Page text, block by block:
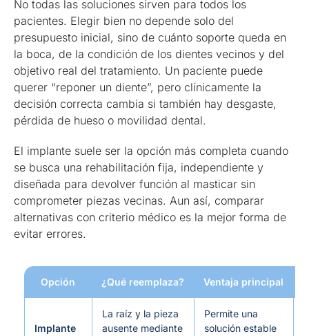
No todas las soluciones sirven para todos los
pacientes. Elegir bien no depende solo del
presupuesto inicial, sino de cuánto soporte queda en
la boca, de la condición de los dientes vecinos y del
objetivo real del tratamiento. Un paciente puede
querer “reponer un diente”, pero clínicamente la
decisión correcta cambia si también hay desgaste,
pérdida de hueso o movilidad dental.
El implante suele ser la opción más completa cuando
se busca una rehabilitación fija, independiente y
diseñada para devolver función al masticar sin
comprometer piezas vecinas. Aun así, comparar
alternativas con criterio médico es la mejor forma de
evitar errores.
Opción ¿Qué reemplaza? Ventaja principal
Implante
La raíz y la pieza
ausente mediante
Permite una
solución estable